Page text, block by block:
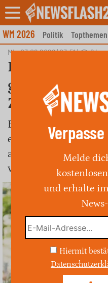
Skip
to
content
WM 2026 Politik Topthemen
Mi., 03.06.2026 | 03:51| 24
Einbeck:
gestohlen;
Zeugen
Ein 57-jähriger
entdeckte den
auf Alufelgen vor
von 1.200,- Euro
Melde
und erhalte
Hiermit